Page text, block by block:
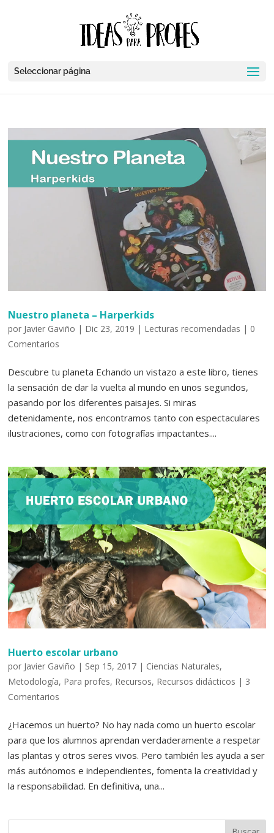
Seleccionar página
Nuestro planeta – Harperkids
por Javier Gaviño | Dic 23, 2019 | Lecturas recomendadas | 0
Comentarios
Descubre tu planeta Echando un vistazo a este libro, tienes
la sensación de dar la vuelta al mundo en unos segundos,
pasando por los diferentes paisajes. Si miras
detenidamente, nos encontramos tanto con espectaculares
ilustraciones, como con fotografías impactantes....
Huerto escolar urbano
por Javier Gaviño | Sep 15, 2017 | Ciencias Naturales,
Metodología, Para profes, Recursos, Recursos didácticos | 3
Comentarios
¿Hacemos un huerto? No hay nada como un huerto escolar
para que los alumnos aprendan verdaderamente a respetar
las plantas y otros seres vivos. Pero también les ayuda a ser
más autónomos e independientes, fomenta la creatividad y
la responsabilidad. En definitiva, una...